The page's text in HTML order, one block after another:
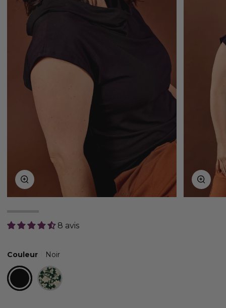
Zoom
8 avis
Couleur Noir